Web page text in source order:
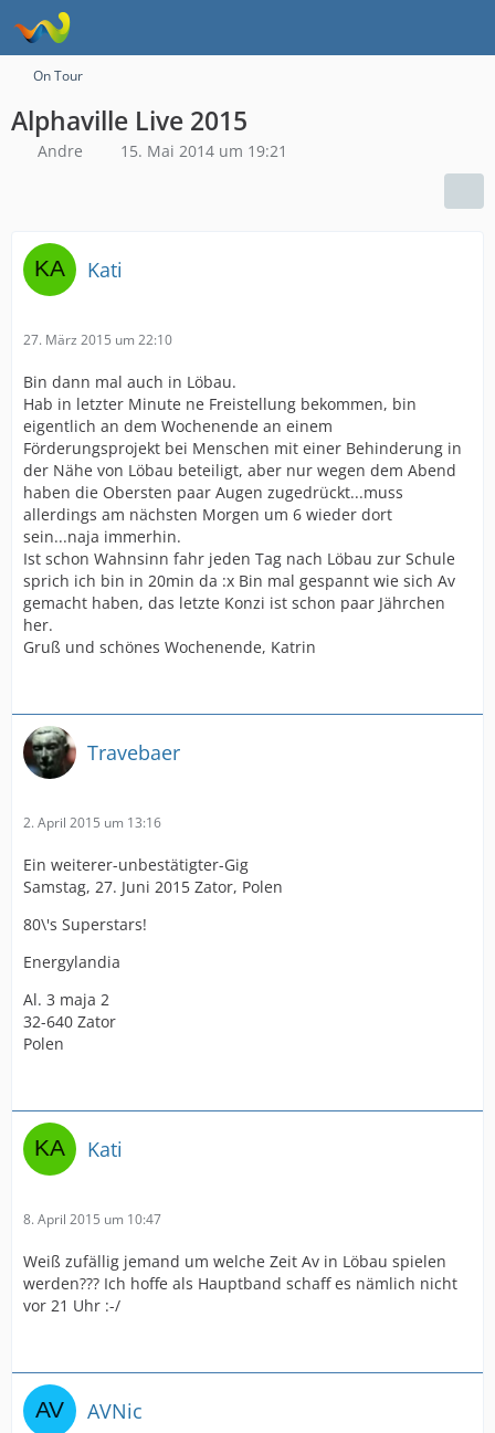
On Tour
Alphaville Live 2015
Andre 15. Mai 2014 um 19:21
Kati
27. März 2015 um 22:10
Bin dann mal auch in Löbau.
Hab in letzter Minute ne Freistellung bekommen, bin
eigentlich an dem Wochenende an einem
Förderungsprojekt bei Menschen mit einer Behinderung in
der Nähe von Löbau beteiligt, aber nur wegen dem Abend
haben die Obersten paar Augen zugedrückt...muss
allerdings am nächsten Morgen um 6 wieder dort
sein...naja immerhin.
Ist schon Wahnsinn fahr jeden Tag nach Löbau zur Schule
sprich ich bin in 20min da :x Bin mal gespannt wie sich Av
gemacht haben, das letzte Konzi ist schon paar Jährchen
her.
Gruß und schönes Wochenende, Katrin
Travebaer
2. April 2015 um 13:16
Ein weiterer-unbestätigter-Gig
Samstag, 27. Juni 2015 Zator, Polen
80\'s Superstars!
Energylandia
Al. 3 maja 2
32-640 Zator
Polen
Kati
8. April 2015 um 10:47
Weiß zufällig jemand um welche Zeit Av in Löbau spielen
werden??? Ich hoffe als Hauptband schaff es nämlich nicht
vor 21 Uhr :-/
AVNic